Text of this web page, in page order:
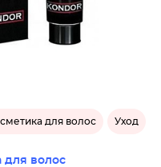
для волос Уход
для волос